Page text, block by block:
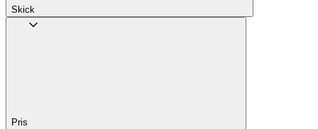
Skick
Pris